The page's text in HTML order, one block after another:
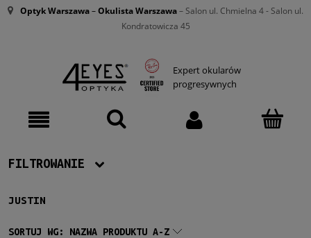
Optyk Warszawa–Okulista Warszawa– Salon ul. Chmielna 4 - Salon ul.
Kondratowicza 45
Expert okularów
progresywnych
FILTROWANIE
Producent
Ray-Ban (25)
JUSTIN
SORTUJ WG: NAZWA PRODUKTU A-Z